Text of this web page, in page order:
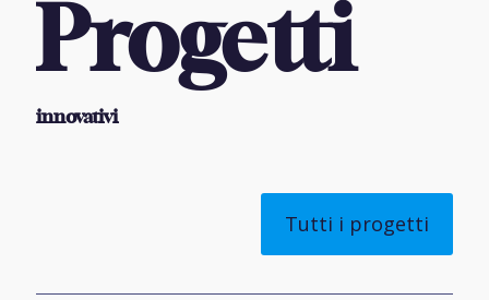
Progetti
innovativi
Tutti i progetti